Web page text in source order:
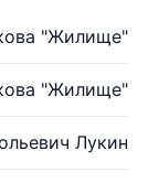
"Жилище"
"Жилище"
Лукин